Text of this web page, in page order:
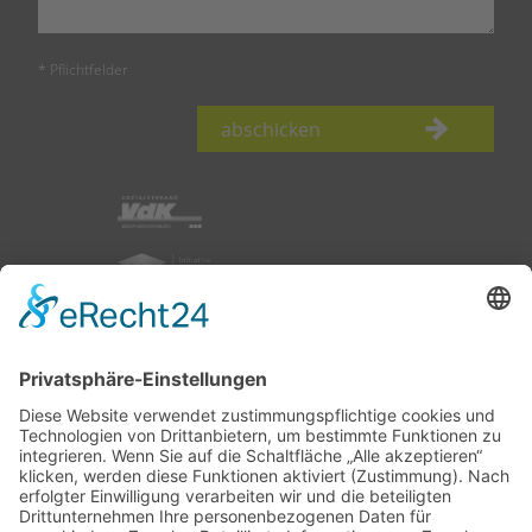
* Pflichtfelder
abschicken